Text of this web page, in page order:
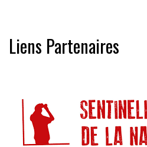
Liens Partenaires